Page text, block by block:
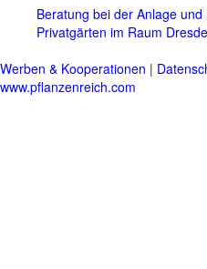
Beratung bei der Anlage
Privatgärten im Raum
Werben & Kooperationen |
www.pflanzenreich.com